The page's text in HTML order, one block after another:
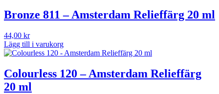
Bronze 811 – Amsterdam Relieffärg 20 ml
44,00 kr
Lägg till i varukorg
Colourless 120 – Amsterdam Relieffärg
20 ml